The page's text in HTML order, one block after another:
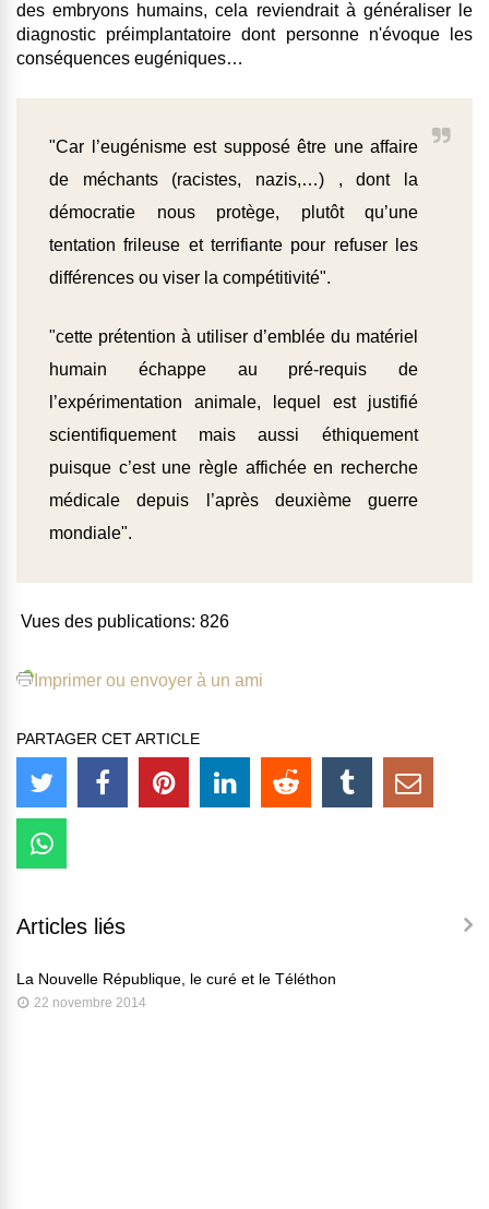
des embryons humains, cela reviendrait à généraliser le
diagnostic préimplantatoire dont personne n'évoque les
conséquences eugéniques…
"Car l’eugénisme est supposé être une affaire
de méchants (racistes, nazis,…) , dont la
démocratie nous protège, plutôt qu’une
tentation frileuse et terrifiante pour refuser les
différences ou viser la compétitivité".
"cette prétention à utiliser d’emblée du matériel
humain échappe au pré-requis de
l’expérimentation animale, lequel est justifié
scientifiquement mais aussi éthiquement
puisque c’est une règle affichée en recherche
médicale depuis l’après deuxième guerre
mondiale".
Vues des publications: 826
Imprimer ou envoyer à un ami
PARTAGER CET ARTICLE
Articles liés
La Nouvelle République, le curé et le Téléthon
22 novembre 2014